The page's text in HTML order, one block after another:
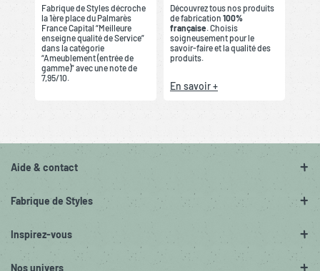
Fabrique de Styles décroche
la 1ère place du Palmarès
France Capital “Meilleure
enseigne qualité de Service”
dans la catégorie
“Ameublement (entrée de
gamme)” avec une note de
7,95/10.
Découvrez tous nos produits
de fabrication 100%
française. Choisis
soigneusement pour le
savoir-faire et la qualité des
produits.
En savoir +
Aide & contact
Fabrique de Styles
Inspirez-vous
Nos univers